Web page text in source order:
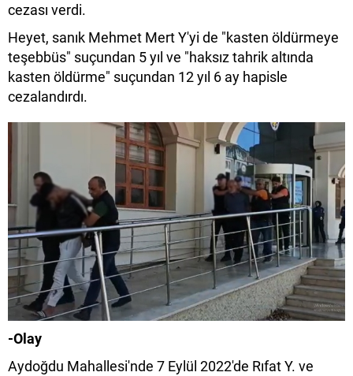
cezası verdi.
Heyet, sanık Mehmet Mert Y'yi de "kasten öldürmeye
teşebbüs" suçundan 5 yıl ve "haksız tahrik altında
kasten öldürme" suçundan 12 yıl 6 ay hapisle
cezalandırdı.
-Olay
Aydoğdu Mahallesi'nde 7 Eylül 2022'de Rıfat Y. ve